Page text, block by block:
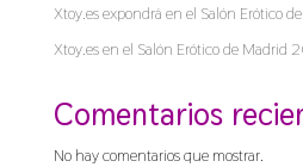
Xtoy.es expondrá en el Salón Erótico
Xtoy.es en el Salón Erótico de Madrid
Comentarios
No hay comentarios que mostrar.